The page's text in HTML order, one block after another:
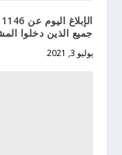
جميع الذين دخلوا
يوليو 3, 2021